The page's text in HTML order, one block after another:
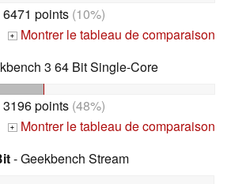
6471 points(10%)
+ Montrer le tableau de comparaison
3 64 Bit Single-Core
3196 points(48%)
+ Montrer le tableau de comparaison
- Geekbench Stream